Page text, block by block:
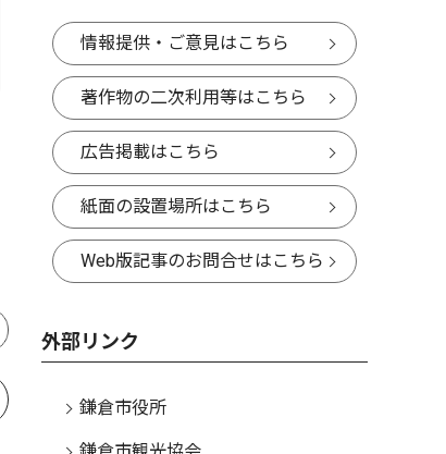
政治
鎌倉 2026.07.24
鎌倉市議会議員有志13人 議
長に辞職求め声明
仲本さん
情報提供・ご意見はこちら
著作物の二次利用等はこちら
広告掲載はこちら
紙面の設置場所はこちら
Web版記事のお問合せはこちら
外部リンク
鎌倉市役所